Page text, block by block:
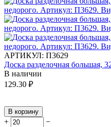
АРТИКУЛ: П3629
Доска разделочная большая,
В наличии
129.30 ₽
В корзину
+ −